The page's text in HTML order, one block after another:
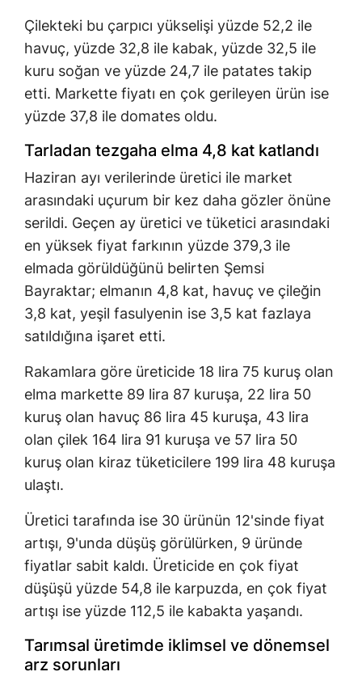
Çilekteki bu çarpıcı yükselişi yüzde 52,2 ile
havuç, yüzde 32,8 ile kabak, yüzde 32,5 ile
kuru soğan ve yüzde 24,7 ile patates takip
etti. Markette fiyatı en çok gerileyen ürün ise
yüzde 37,8 ile domates oldu.
Tarladan tezgaha elma 4,8 kat katlandı
Haziran ayı verilerinde üretici ile market
arasındaki uçurum bir kez daha gözler önüne
serildi. Geçen ay üretici ve tüketici arasındaki
en yüksek fiyat farkının yüzde 379,3 ile
elmada görüldüğünü belirten Şemsi
Bayraktar; elmanın 4,8 kat, havuç ve çileğin
3,8 kat, yeşil fasulyenin ise 3,5 kat fazlaya
satıldığına işaret etti.
Rakamlara göre üreticide 18 lira 75 kuruş olan
elma markette 89 lira 87 kuruşa, 22 lira 50
kuruş olan havuç 86 lira 45 kuruşa, 43 lira
olan çilek 164 lira 91 kuruşa ve 57 lira 50
kuruş olan kiraz tüketicilere 199 lira 48 kuruşa
ulaştı.
Üretici tarafında ise 30 ürünün 12'sinde fiyat
artışı, 9'unda düşüş görülürken, 9 üründe
fiyatlar sabit kaldı. Üreticide en çok fiyat
düşüşü yüzde 54,8 ile karpuzda, en çok fiyat
artışı ise yüzde 112,5 ile kabakta yaşandı.
Tarımsal üretimde iklimsel ve dönemsel
arz sorunları